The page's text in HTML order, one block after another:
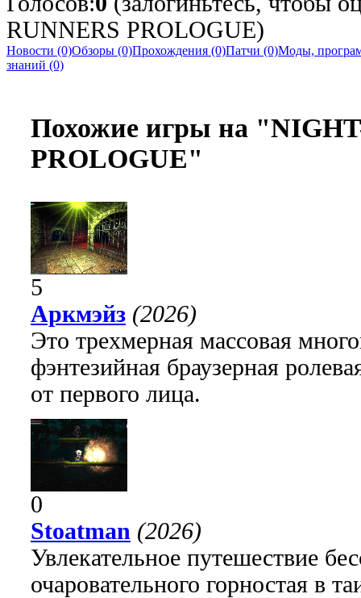
RUNNERS PROLOGUE)
Новости (0)Обзоры (0)Прохождения (0)Патчи (0)Моды,
знаний (0)
Похожие игры на
PROLOGUE"
5
Аркмэйз (2026)
Это трехмерная массовая
фэнтезийная браузерная
от первого лица.
0
Stoatman (2026)
Увлекательное путешествие
очаровательного горностая в